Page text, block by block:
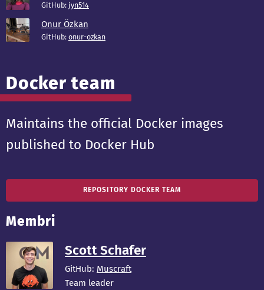
GitHub: jyn514
Onur Özkan
GitHub: onur-ozkan
Docker team
Maintains the official Docker images
published to Docker Hub
REPOSITORY DOCKER TEAM
Membri
Scott Schafer
GitHub: Muscraft
Team leader